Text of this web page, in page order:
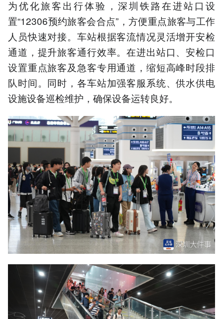
为优化旅客出行体验，深圳铁路在进站口设
置“12306预约旅客会合点”，方便重点旅客与工作
人员快速对接。车站根据客流情况灵活增开安检
通道，提升旅客通行效率。在进出站口、安检口
设置重点旅客及急客专用通道，缩短高峰时段排
队时间。同时，各车站加强客服系统、供水供电
设施设备巡检维护，确保设备运转良好。